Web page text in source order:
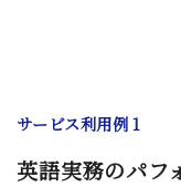
サービス利用例 1
英語実務のパフ